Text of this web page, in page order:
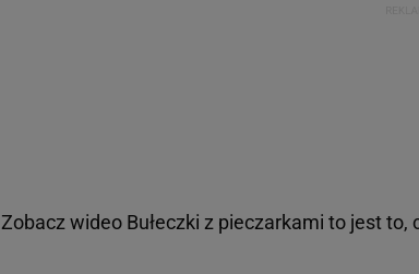
Zobacz wideo Bułeczki z pieczarkami to jest